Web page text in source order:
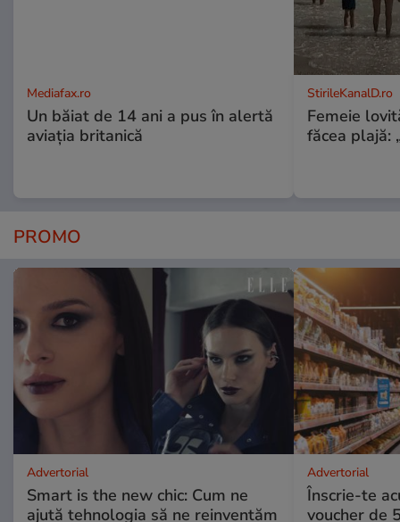
Mediafax.ro
Un băiat de 14 ani a pus în alertă
aviația britanică
StirileKanalD.ro
Femeie
făcea plajă:
PROMO
Advertorial
Smart is the new chic: Cum ne
ajută tehnologia să ne reinventăm
Advertorial
Înscrie-te
voucher de